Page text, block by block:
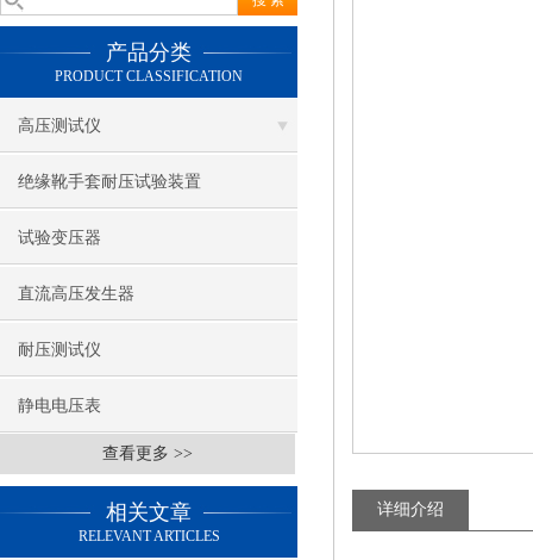
产品分类
PRODUCT CLASSIFICATION
高压测试仪
绝缘靴手套耐压试验装置
试验变压器
直流高压发生器
耐压测试仪
静电电压表
查看更多 >>
相关文章
RELEVANT ARTICLES
详细介绍